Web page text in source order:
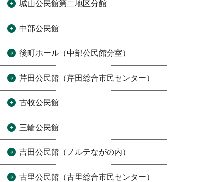
城山公民館第二地区分館
中部公民館
後町ホール（中部公民館分室）
芹田公民館（芹田総合市民センター）
古牧公民館
三輪公民館
吉田公民館（ノルテながの内）
古里公民館（古里総合市民センター）